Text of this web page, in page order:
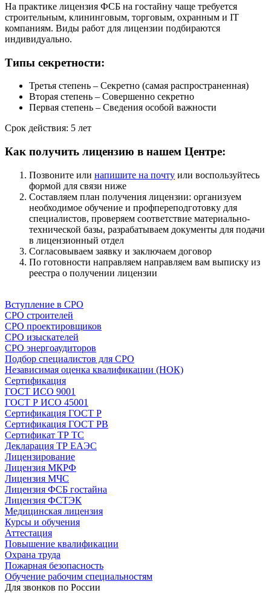
На практике лицензия ФСБ на гостайну чаще требуется
строительным, клининговым, торговым, охранным и IT
компаниям. Виды работ для лицензии подбираются
индивидуально.
Типы секретности:
Третья степень – Секретно (самая распространенная)
Вторая степень – Совершенно секретно
Первая степень – Сведения особой важности
Срок действия: 5 лет
Как получить лицензию в нашем Центре:
Позвоните или напишите на почту или воспользуйтесь
формой для связи ниже
Составляем план получения лицензии: организуем
необходимое обучение и профпереподготовку для
специалистов, проверяем соответствие материально-
технической базы, разрабатываем документы для подачи
в лицензионный отдел
Согласовываем заявку и заключаем договор
По готовности направляем направляем вам выписку из
реестра о получении лицензии
Вступление в СРО
СРО строителей
СРО проектировщиков
СРО изыскателей
СРО энергоаудиторов
Подбор специалистов для СРО
Независимая оценка квалификации (НОК)
Сертификация
ГОСТ ИСО 9001
ГОСТ Р ИСО 45001
Сертификация ГОСТ Р
Сертификация ГОСТ РВ
Сертификат ТР ТС
Декларация ТР ЕАЭС
Лицензирование
Лицензия МКРФ
Лицензия МЧС
Лицензия ФСБ гостайна
Лицензия ФСТЭК
Медицинская лицензия
Курсы и обучения
Аттестация
Повышение квалификации
Охрана труда
Пожарная безопасность
Обучение рабочим специальностям
Для звонков по России